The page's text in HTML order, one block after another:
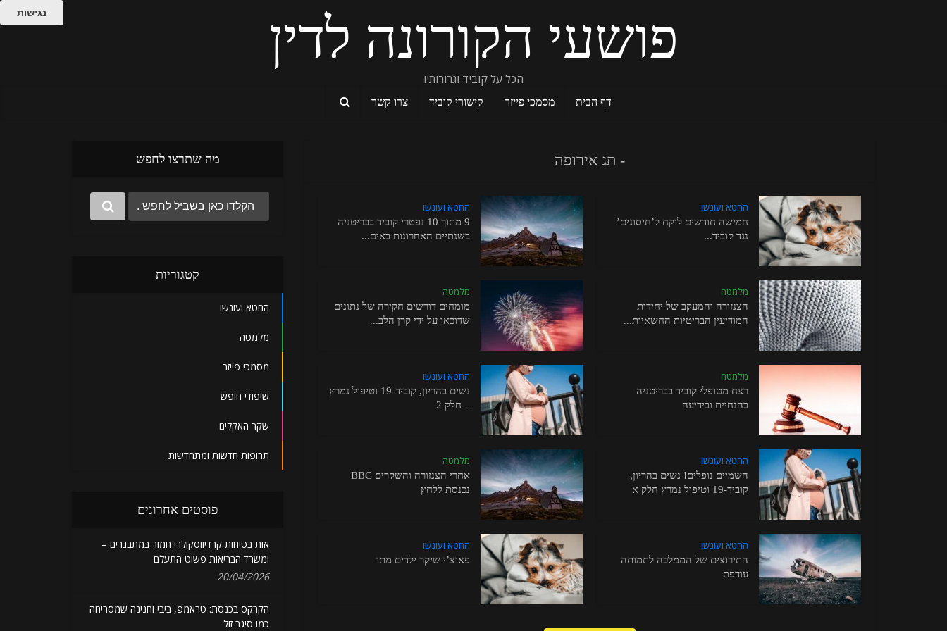
פושעי הקורונה לדין
הכל על קוביד וגרורותיו
דף הבית מסמכי פייזר קישורי קוביד צרו קשר
מה שתרצו לחפש
קטגוריות
החטא ועונשו
מלמטה
מסמכי פייזר
שיפודי חופש
שקר האקלים
תרופות חדשות ומתחדשות
פוסטים אחרונים
אות בטיחות קרדיווסקולרי חמור במתבגרים –
ומשרד הבריאות פשוט התעלם
20/04/2026
הקרקס בכנסת: טראמפ, ביבי וחנינה שמסריחה
כמו סיגר זול
- תג אירופה
החטא ועונשו
חמישה חודשים לוקח ל’חיסונים’
נגד קוביד...
החטא ועונשו
9 מתוך 10 נפטרי קוביד בבריטניה
בשנתיים האחרונות באים...
מלמטה
הצנזורה והמעקב של יחידות
המודיעין הבריטיות החשאיות...
מלמטה
מומחים דורשים חקירה של נתונים
שדוכאו על ידי קרן הלב...
מלמטה
רצח מטופלי קוביד בבריטניה
בהנחיית ובידיעה
החטא ועונשו
נשים בהריון, קוביד-19 וטיפול נמרץ
– חלק 2
החטא ועונשו
השמיים נופלים! נשים בהריון,
קוביד-19 וטיפול נמרץ חלק א
מלמטה
אחרי הצנזורה והשקרים BBC
נכנסת ללחץ
החטא ועונשו
התירוצים של הממלכה לתמותה
עודפת
החטא ועונשו
פאוצ’י שיקר ילדים מתו
נגישות